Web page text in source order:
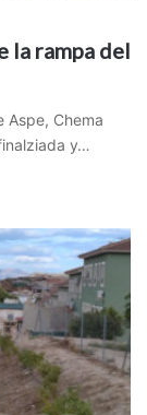
la rampa del
Aspe, Chema
y…